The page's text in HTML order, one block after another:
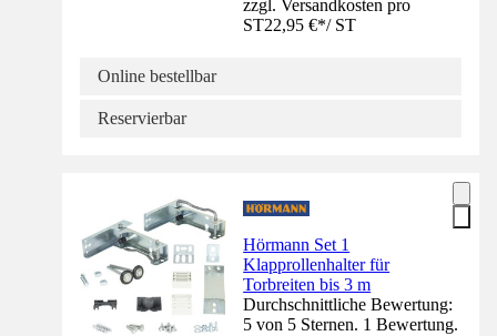
zzgl. Versandkosten pro
ST22,95 €*/ ST
Online bestellbar
Reservierbar
Hörmann Set 1
Klapprollenhalter für
Torbreiten bis 3 m
Durchschnittliche Bewertung:
5 von 5 Sternen. 1 Bewertung.